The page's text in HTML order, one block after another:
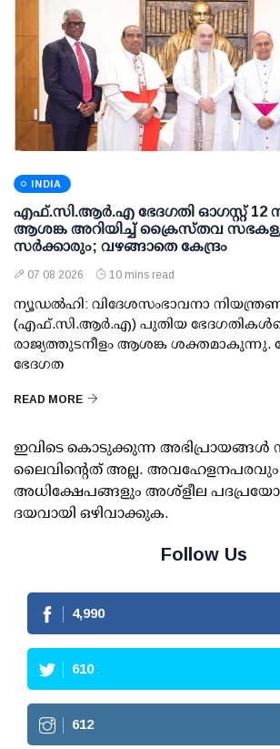
INDIA
എഫ്.സി.ആര്‍.എ ഭേദഗതി ഓഗസ്റ്റ് 12 ന്
ആശങ്ക അറിയിച്ച് ക്രൈസ്തവ
സര്‍ക്കാരും; വഴങ്ങാതെ കേന്ദ്രം
07 08 2026 10 mins read
ന്യൂഡല്‍ഹി: വിദേശസംഭാവനാ
(എഫ്.സി.ആര്‍.എ) പുതിയ
രാജ്യത്തുടനീളം ആശങ്ക ശക്തമാകുന്നു.
ഭേദഗത
READ MORE
ഇവിടെ കൊടുക്കുന്ന അഭിപ്രായങ്ങള്‍
ലൈവിന്റെത് അല്ല. അവഹേളനപരവും
അധിക്ഷേപങ്ങളും അശ്‌ളീല
ദയവായി ഒഴിവാക്കുക.
Follow Us
4,990
610
612